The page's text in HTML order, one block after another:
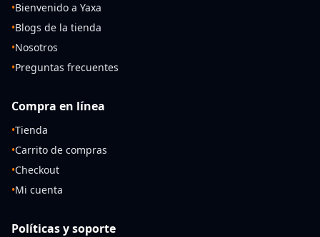
•Bienvenido a Yaxa
•Blogs de la tienda
•Nosotros
•Preguntas frecuentes
Compra en línea
•Tienda
•Carrito de compras
•Checkout
•Mi cuenta
Políticas y soporte